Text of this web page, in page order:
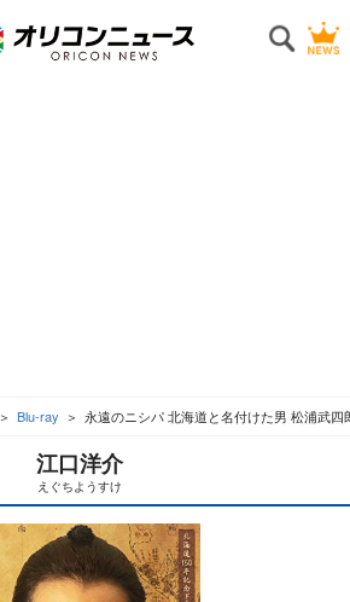
Blu-ray 永遠のニシパ 北海道と名付けた男 松浦武四
江口洋介
えぐちようすけ